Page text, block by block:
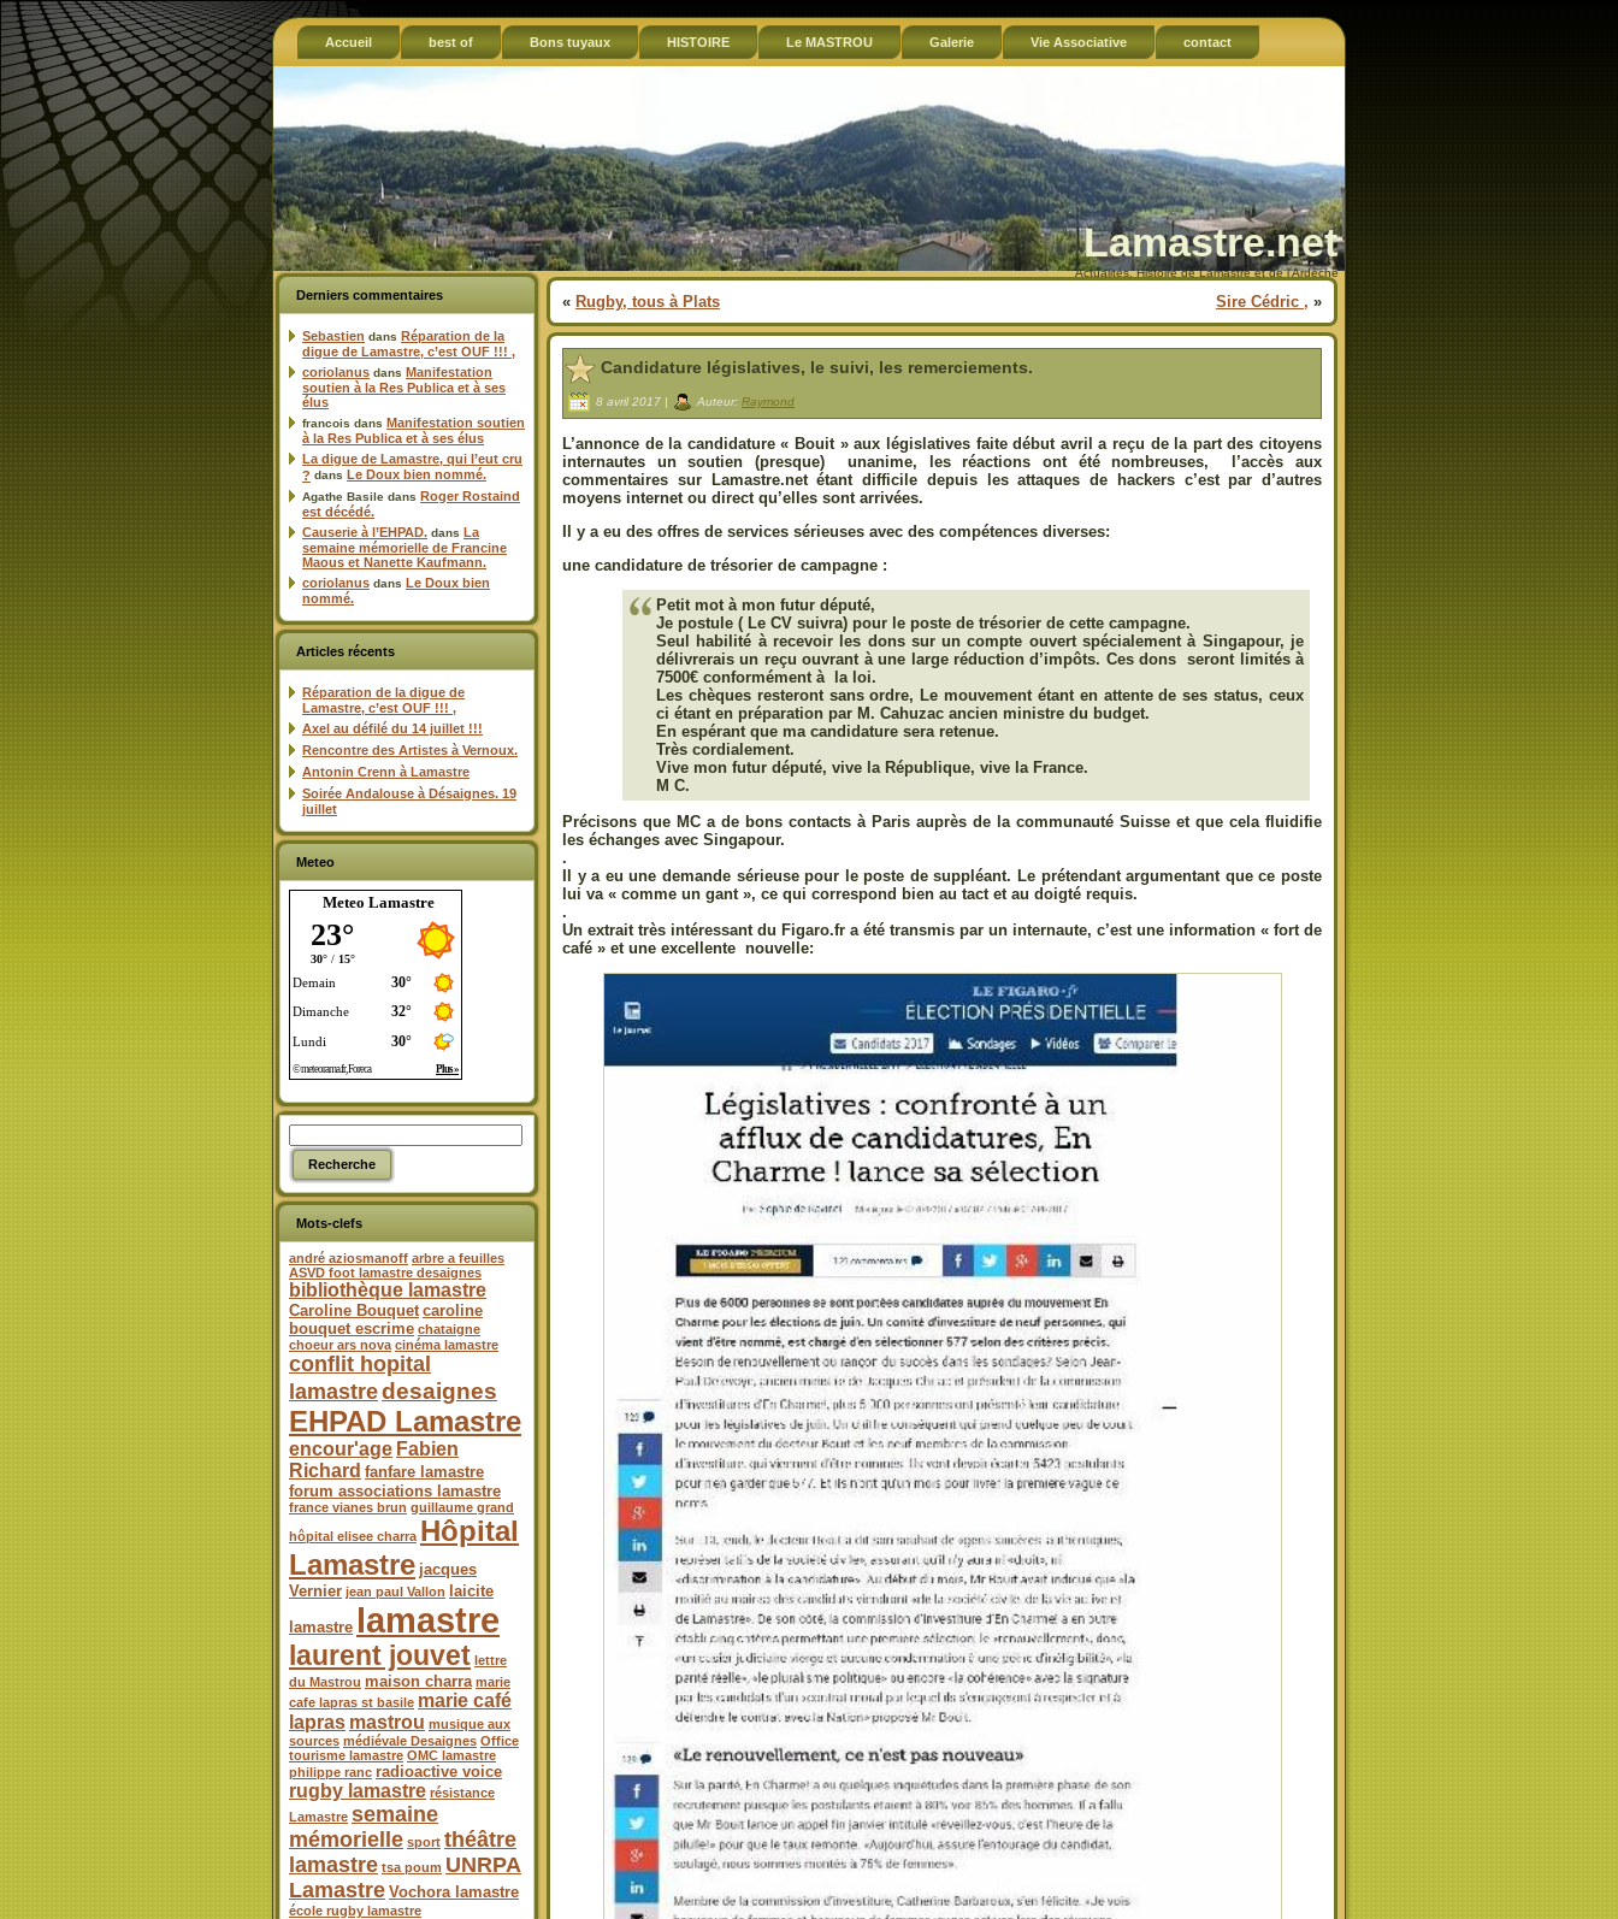
Accueil best of Bons tuyaux HISTOIRE Le MASTROU Galerie Vie Associative contact
Lamastre.net
Actualités, Histoire de Lamastre et de l'Ardèche
Derniers commentaires
Sebastien dans Réparation de la
digue de Lamastre, c’est OUF !!! ,
coriolanus dans Manifestation
soutien à la Res Publica et à ses
élus
francois dans Manifestation soutien
à la Res Publica et à ses élus
La digue de Lamastre, qui l’eut cru
? dans Le Doux bien nommé.
Agathe Basile dans Roger Rostaind
est décédé.
Causerie à l’EHPAD. dans La
semaine mémorielle de Francine
Maous et Nanette Kaufmann.
coriolanus dans Le Doux bien
nommé.
Articles récents
Réparation de la digue de
Lamastre, c’est OUF !!! ,
Axel au défilé du 14 juillet !!!
Rencontre des Artistes à Vernoux.
Antonin Crenn à Lamastre
Soirée Andalouse à Désaignes. 19
juillet
Meteo
Meteo Lamastre
Mots-clefs
andré aziosmanoff arbre a feuilles
ASVD foot lamastre desaignes
bibliothèque lamastre
Caroline Bouquet caroline
bouquet escrime chataigne
choeur ars nova cinéma lamastre
conflit hopital
lamastredesaignes
EHPAD Lamastre
encour'age Fabien
Richard fanfare lamastre
forum associations lamastre
france vianes brun guillaume grand
hôpital elisee charra Hôpital
Lamastre jacques
Vernier jean paul Vallon
laicite
lamastre lamastre
laurent jouvet lettre
du Mastrou maison charra marie
cafe lapras st basile marie café
lapras mastrou musique aux
sources médiévale Desaignes Office
tourisme lamastre OMC lamastre
philippe ranc radioactive voice
rugby lamastre résistance
Lamastre semaine
mémorielle sport théâtre
lamastre tsa poum UNRPA
Lamastre Vochora lamastre
école rugby lamastre
« Rugby, tous à Plats Sire Cédric , »
Candidature législatives, le suivi, les remerciements.
8 avril 2017 | Auteur: Raymond
L’annonce de la candidature « Bouit » aux législatives faite début avril a reçu de la part des citoyens
internautes un soutien (presque) unanime, les réactions ont été nombreuses, l’accès aux
commentaires sur Lamastre.net étant difficile depuis les attaques de hackers c’est par d’autres
moyens internet ou direct qu’elles sont arrivées.
Il y a eu des offres de services sérieuses avec des compétences diverses:
une candidature de trésorier de campagne :
Petit mot à mon futur député,
Je postule ( Le CV suivra) pour le poste de trésorier de cette campagne.
Seul habilité à recevoir les dons sur un compte ouvert spécialement à Singapour, je
délivrerais un reçu ouvrant à une large réduction d’impôts. Ces dons seront limités à
7500€ conformément à la loi.
Les chèques resteront sans ordre, Le mouvement étant en attente de ses status, ceux
ci étant en préparation par M. Cahuzac ancien ministre du budget.
En espérant que ma candidature sera retenue.
Très cordialement.
Vive mon futur député, vive la République, vive la France.
M C.
Précisons que MC a de bons contacts à Paris auprès de la communauté Suisse et que cela fluidifie
les échanges avec Singapour.
.
Il y a eu une demande sérieuse pour le poste de suppléant. Le prétendant argumentant que ce poste
lui va « comme un gant », ce qui correspond bien au tact et au doigté requis.
.
Un extrait très intéressant du Figaro.fr a été transmis par un internaute, c’est une information « fort de
café » et une excellente nouvelle: